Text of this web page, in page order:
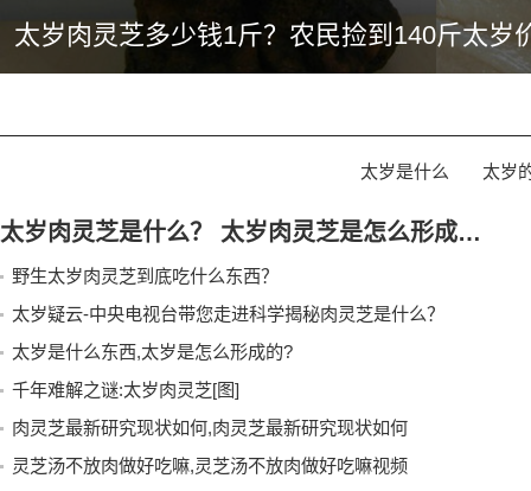
太岁肉灵芝多少钱1斤？农民捡到140斤太岁
太岁是什么 太岁
太岁肉灵芝是什么？ 太岁肉灵芝是怎么形成的？生长在什么地方？
野生太岁肉灵芝到底吃什么东西？
太岁疑云-中央电视台带您走进科学揭秘肉灵芝是什么？
太岁是什么东西,太岁是怎么形成的?
千年难解之谜:太岁肉灵芝[图]
肉灵芝最新研究现状如何,肉灵芝最新研究现状如何
灵芝汤不放肉做好吃嘛,灵芝汤不放肉做好吃嘛视频